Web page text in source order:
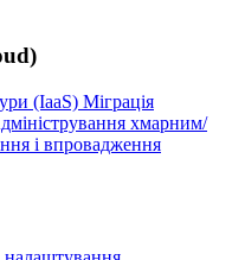
(IaaS) Міграція
хмарним/
і впровадження